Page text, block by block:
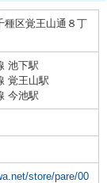
種区覚王山通８丁
池下駅
覚王山駅
今池駅
store/pare/00